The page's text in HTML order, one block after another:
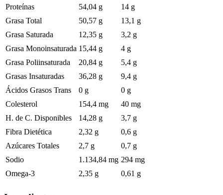
Proteínas
54,04 g
14 g
Grasa Total
50,57 g
13,1 g
Grasa Saturada
12,35 g
3,2 g
Grasa Monoinsaturada 15,44 g
4 g
Grasa Poliinsaturada
20,84 g
5,4 g
Grasas Insaturadas
36,28 g
9,4 g
Ácidos Grasos Trans
0 g
0 g
Colesterol
154,4 mg
40 mg
H. de C. Disponibles
14,28 g
3,7 g
Fibra Dietética
2,32 g
0,6 g
Azúcares Totales
2,7 g
0,7 g
Sodio
1.134,84 mg 294 mg
Omega-3
2,35 g 0,61 g